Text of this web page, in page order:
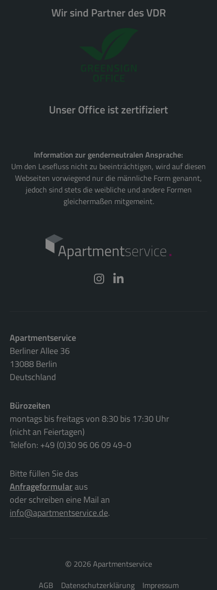
Wir sind Partner des VDR
Unser Office ist zertifiziert
Information zur genderneutralen Ansprache:
Um den Lesefluss nicht zu beeinträchtigen, wird auf diesen
Webseiten vorwiegend nur die männliche Form genannt,
jedoch sind stets die weibliche und andere Formen
gleichermaßen mitgemeint.
Apartmentservice
Berliner Allee 36
13088 Berlin
Deutschland
Bürozeiten
montags bis freitags von 8:30 bis 17:30 Uhr
(nicht an Feiertagen)
Telefon: +49 (0)30 96 06 09 49-0
Bitte füllen Sie das
Anfrageformularaus
oder schreiben eine Mail an
info@apartmentservice.de.
© 2026 Apartmentservice
AGB
Datenschutzerklärung Impressum